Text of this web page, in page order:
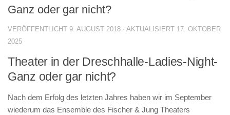
Ganz oder gar nicht?
VERÖFFENTLICHT 9. AUGUST 2018 · AKTUALISIERT 17. OKTOBER
2025
Theater in der Dreschhalle-Ladies-Night-
Ganz oder gar nicht?
Nach dem Erfolg des letzten Jahres haben wir im September
wiederum das Ensemble des Fischer & Jung Theaters